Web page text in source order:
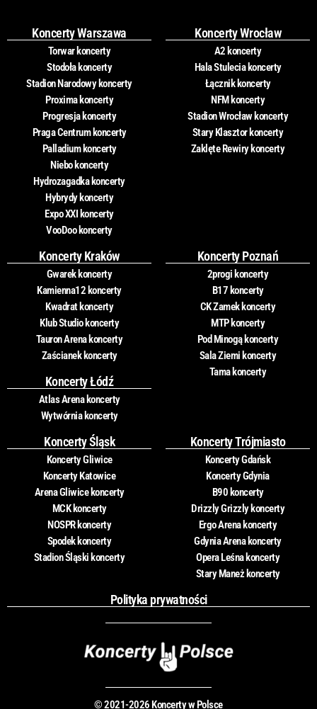
Koncerty Warszawa
Torwar koncerty
Stodoła koncerty
Stadion Narodowy koncerty
Proxima koncerty
Progresja koncerty
Praga Centrum koncerty
Palladium koncerty
Niebo koncerty
Hydrozagadka koncerty
Hybrydy koncerty
Expo XXI koncerty
VooDoo koncerty
Koncerty Wrocław
A2 koncerty
Hala Stulecia koncerty
Łącznik koncerty
NFM koncerty
Stadion Wrocław koncerty
Stary Klasztor koncerty
Zaklęte Rewiry koncerty
Koncerty Kraków
Gwarek koncerty
Kamienna12 koncerty
Kwadrat koncerty
Klub Studio koncerty
Tauron Arena koncerty
Zaścianek koncerty
Koncerty Łódź
Atlas Arena koncerty
Wytwórnia koncerty
Koncerty Poznań
2progi koncerty
B17 koncerty
CK Zamek koncerty
MTP koncerty
Pod Minogą koncerty
Sala Ziemi koncerty
Tama koncerty
Koncerty Śląsk
Koncerty Gliwice
Koncerty Katowice
Arena Gliwice koncerty
MCK koncerty
NOSPR koncerty
Spodek koncerty
Stadion Śląski koncerty
Koncerty Trójmiasto
Koncerty Gdańsk
Koncerty Gdynia
B90 koncerty
Drizzly Grizzly koncerty
Ergo Arena koncerty
Gdynia Arena koncerty
Opera Leśna koncerty
Stary Maneż koncerty
Polityka prywatności
© 2021-2026 Koncerty w Polsce